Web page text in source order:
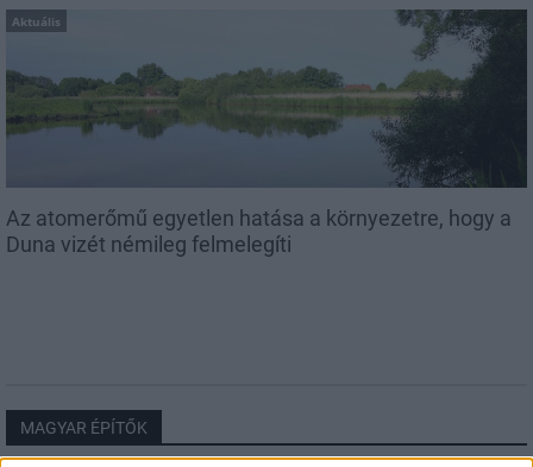
Aktuális
Az atomerőmű egyetlen hatása a környezetre, hogy a
Duna vizét némileg felmelegíti
MAGYAR ÉPÍTŐK